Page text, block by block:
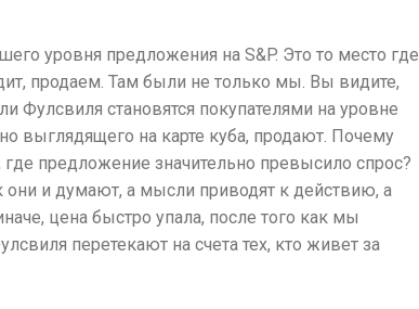
уровня предложения на S&P. Это то место где
продаем. Там были не только мы. Вы видите,
Фулсвиля становятся покупателями на уровне
выглядящего на карте куба, продают. Почему
предложение значительно превысило спрос?
они и думают, а мысли приводят к действию, а
цена быстро упала, после того как мы
перетекают на счета тех, кто живет за